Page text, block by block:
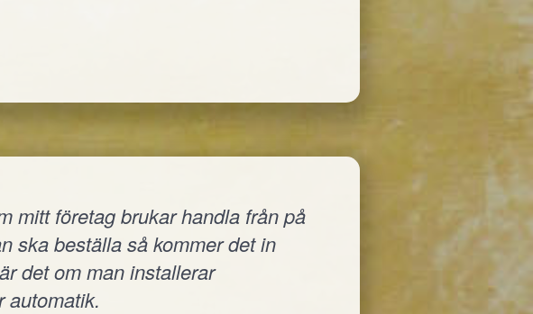
mitt företag brukar handla från på
ska beställa så kommer det in
det om man installerar
automatik.